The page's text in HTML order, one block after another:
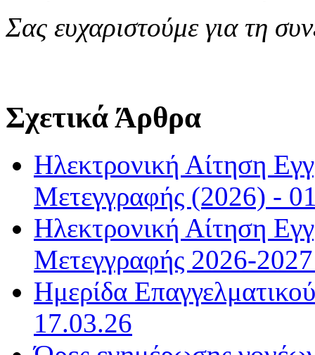
Σας ευχαριστούμε για τη
Σχετικά Άρθρα
Ηλεκτρονική Αίτηση
Μετεγγραφής (2026) -
Ηλεκτρονική Αίτηση
Μετεγγραφής 2026-
Ημερίδα
17.03.26